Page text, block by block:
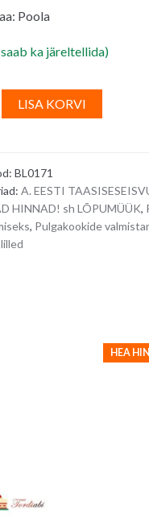
Poola
ka järeltellida)
LISA KORVI
l
BL0171
A. EESTI
HINNAD! sh LÕPUMÜÜK,
, Pulgakookide
HEA